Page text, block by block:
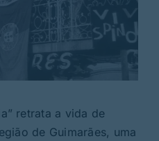
retrata a vida de
de Guimarães, uma